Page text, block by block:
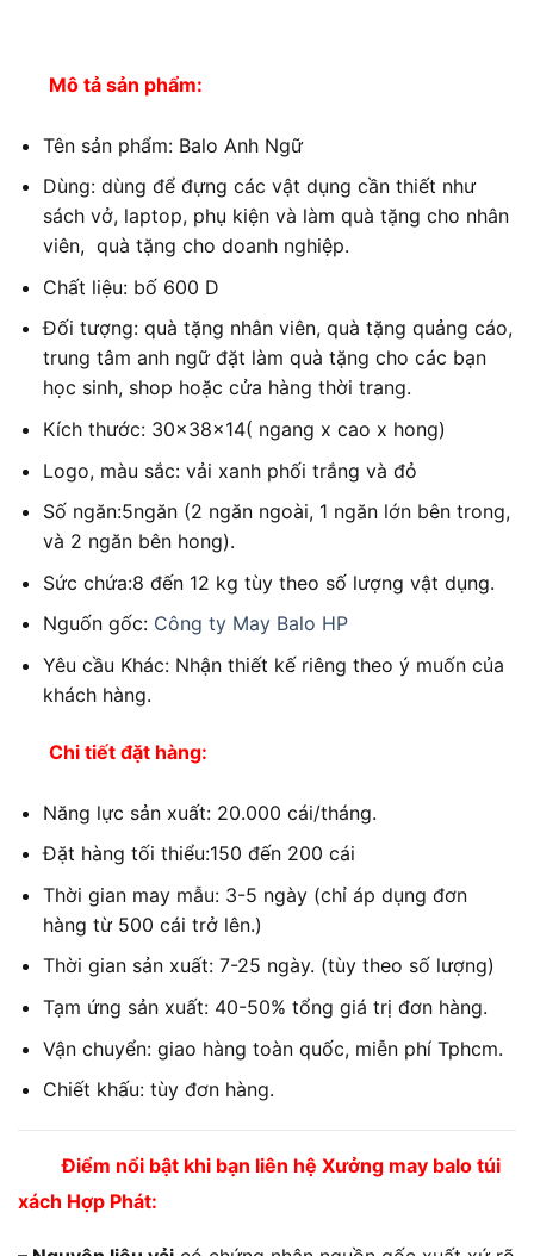
Mô tả sản phẩm:
Tên sản phẩm: Balo Anh Ngữ
Dùng: dùng để đựng các vật dụng cần thiết như
sách vở, laptop, phụ kiện và làm quà tặng cho nhân
viên, quà tặng cho doanh nghiệp.
Chất liệu: bố 600 D
Đối tượng: quà tặng nhân viên, quà tặng quảng cáo,
trung tâm anh ngữ đặt làm quà tặng cho các bạn
học sinh, shop hoặc cửa hàng thời trang.
Kích thước: 30x38x14( ngang x cao x hong)
Logo, màu sắc: vải xanh phối trắng và đỏ
Số ngăn:5ngăn (2 ngăn ngoài, 1 ngăn lớn bên trong,
và 2 ngăn bên hong).
Sức chứa:8 đến 12 kg tùy theo số lượng vật dụng.
Nguốn gốc: Công ty May Balo HP
Yêu cầu Khác: Nhận thiết kế riêng theo ý muốn của
khách hàng.
Chi tiết đặt hàng:
Năng lực sản xuất: 20.000 cái/tháng.
Đặt hàng tối thiểu:150 đến 200 cái
Thời gian may mẫu: 3-5 ngày (chỉ áp dụng đơn
hàng từ 500 cái trở lên.)
Thời gian sản xuất: 7-25 ngày. (tùy theo số lượng)
Tạm ứng sản xuất: 40-50% tổng giá trị đơn hàng.
Vận chuyển: giao hàng toàn quốc, miễn phí Tphcm.
Chiết khấu: tùy đơn hàng.
Điểm nổi bật khi bạn liên hệ Xưởng may balo túi
xách Hợp Phát: